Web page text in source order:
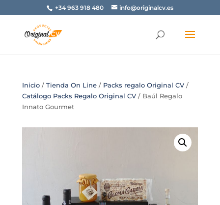
+34 963 918 480 info@originalcv.es
Inicio/ Tienda On Line/ Packs regalo Original CV/
Catálogo Packs Regalo Original CV/ Baúl Regalo
Innato Gourmet